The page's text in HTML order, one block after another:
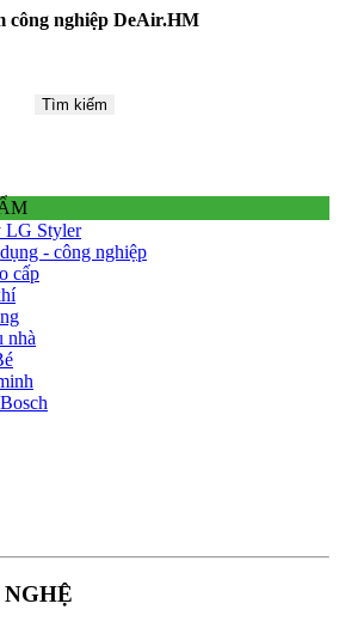
công nghiệp DeAir.HM
Tìm kiếm
LG Styler
- công nghiệp
cấp
nhà